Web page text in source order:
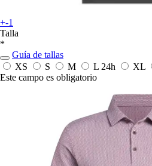
+-1
Talla
*
Guía de tallas
XS
S M L 24h XL
Este campo es obligatorio